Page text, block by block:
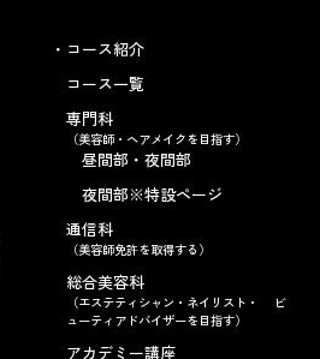
コース紹介
コース一覧
専門科
（美容師・ヘアメイクを目指す）
昼間部・夜間部
夜間部※特設ページ
通信科
（美容師免許を取得する）
総合美容科
（エステティシャン・ネイリスト・ ビ
ューティアドバイザーを目指す）
アカデミー講座